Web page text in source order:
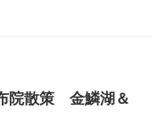
散策 金鱗湖＆